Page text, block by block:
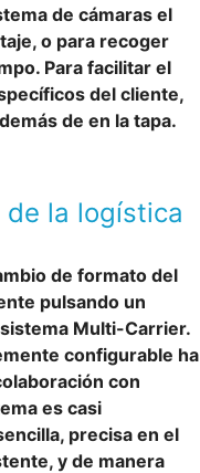
de cámaras el
o para recoger
Para facilitar el
del cliente,
de en la tapa.
la logística
de formato del
pulsando un
Multi-Carrier.
configurable ha
con
es casi
precisa en el
y de manera